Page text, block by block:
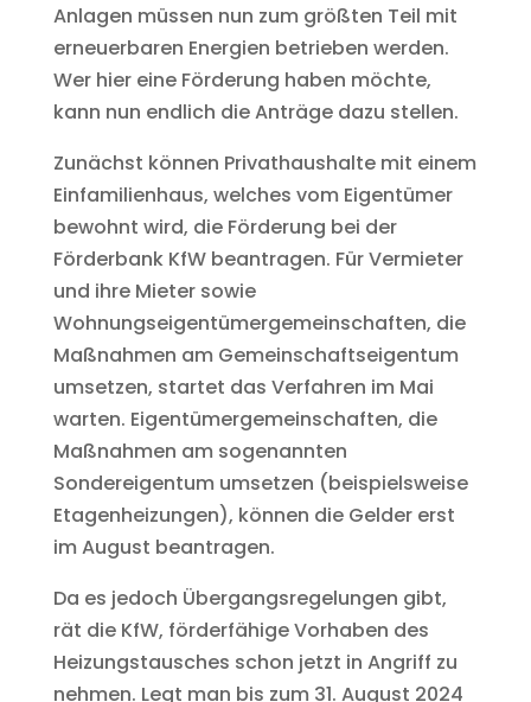
Anlagen müssen nun zum größten Teil mit
erneuerbaren Energien betrieben werden.
Wer hier eine Förderung haben möchte,
kann nun endlich die Anträge dazu stellen.
Zunächst können Privathaushalte mit einem
Einfamilienhaus, welches vom Eigentümer
bewohnt wird, die Förderung bei der
Förderbank KfW beantragen. Für Vermieter
und ihre Mieter sowie
Wohnungseigentümergemeinschaften, die
Maßnahmen am Gemeinschaftseigentum
umsetzen, startet das Verfahren im Mai
warten. Eigentümergemeinschaften, die
Maßnahmen am sogenannten
Sondereigentum umsetzen (beispielsweise
Etagenheizungen), können die Gelder erst
im August beantragen.
Da es jedoch Übergangsregelungen gibt,
rät die KfW, förderfähige Vorhaben des
Heizungstausches schon jetzt in Angriff zu
nehmen. Legt man bis zum 31. August 2024